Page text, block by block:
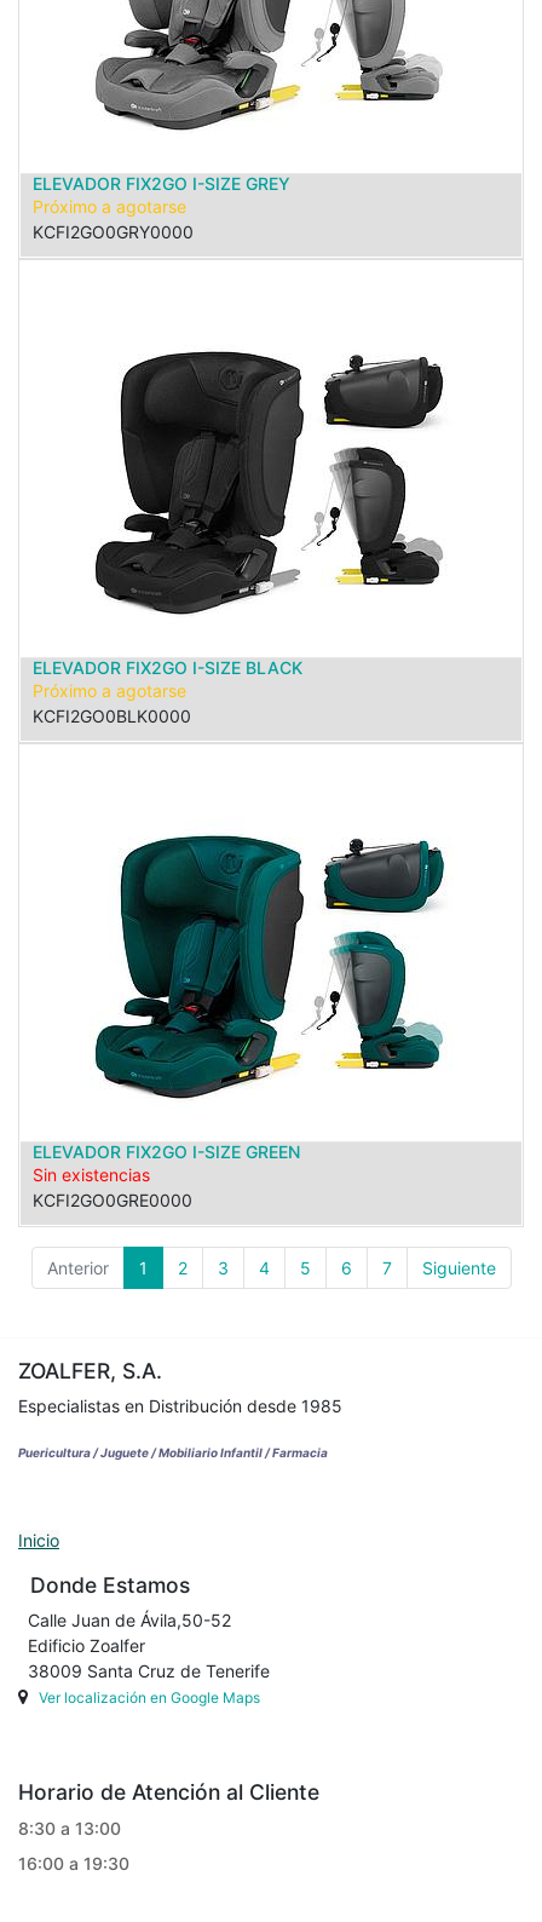
ELEVADOR FIX2GO I-SIZE GREY
Próximo a agotarse
KCFI2GO0GRY0000
ELEVADOR FIX2GO I-SIZE BLACK
Próximo a agotarse
KCFI2GO0BLK0000
ELEVADOR FIX2GO I-SIZE GREEN
Sin existencias
KCFI2GO0GRE0000
Anterior 1 2 3 4 5 6 7 Siguiente
ZOALFER, S.A.
Especialistas en Distribución desde 1985
Puericultura / Juguete / Mobiliario Infantil / Farmacia
Inicio
Donde Estamos
Calle Juan de Ávila,50-52
Edificio Zoalfer
38009 Santa Cruz de Tenerife
Ver localización en Google Maps
Horario de Atención al Cliente
8:30 a 13:00
16:00 a 19:30